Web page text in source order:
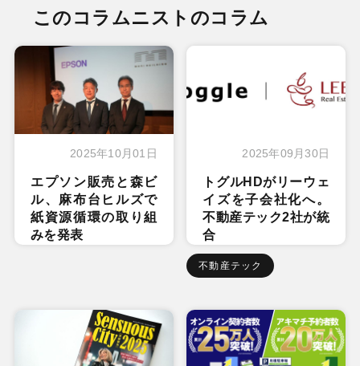
このコラムニストのコラム
2025年10月01日
エプソン販売と森ビ
ル、麻布台ヒルズで
紙資源循環の取り組
みを発表
2025年09月30日
トグルHDがリーウェ
イズを子会社化へ。
不動産テック2社が統
合
不動産テック